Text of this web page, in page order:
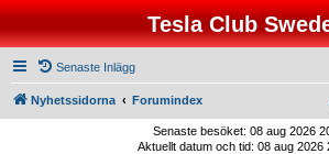
Tesla Club
Senaste Inlägg
Nyhetssidorna Forumindex
Senaste besöket: 08 aug 2026
Aktuellt datum och tid: 08 aug 2026